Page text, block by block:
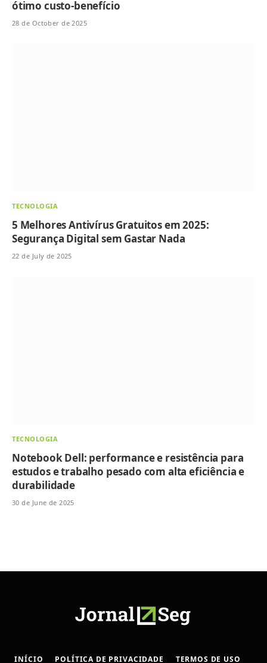
ótimo custo-benefício
28 de October de 2025
TECNOLOGIA
5 Melhores Antivírus Gratuitos em 2025:
Segurança Digital sem Gastar Nada
22 de July de 2025
TECNOLOGIA
Notebook Dell: performance e resistência para
estudos e trabalho pesado com alta eficiência e
durabilidade
30 de June de 2025
INÍCIO POLÍTICA DE PRIVACIDADE TERMOS DE USO